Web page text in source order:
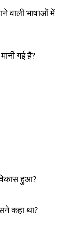
वाली भाषाओं में
गई है?
हुआ?
कहा था?